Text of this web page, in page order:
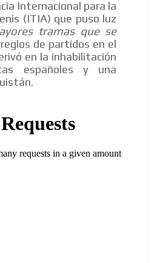
Internacional para la
(ITIA) que puso luz
tramas que se
de partidos en el
en la inhabilitación
españoles y una